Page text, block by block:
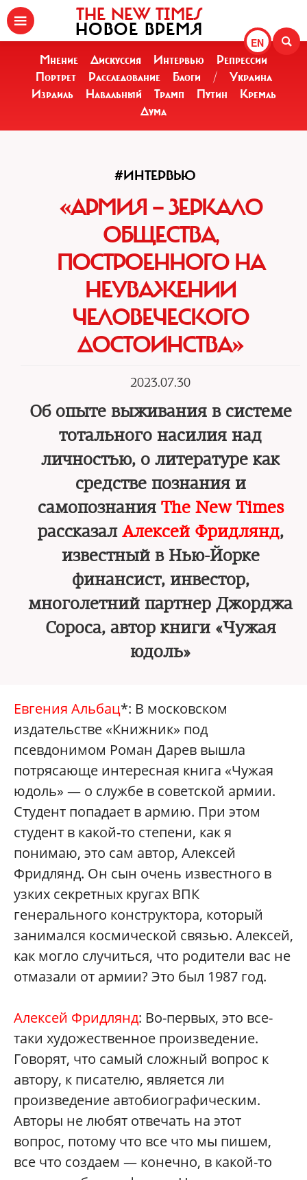
EN
THE NEW TIMES
НОВОЕ ВРЕМЯ
Мнение Дискуссия Интервью
Репрессии
Портрет
Расследование Блоги /
Украина
Израиль
Навальный Трамп Путин
Кремль
Дума
#ИНТЕРВЬЮ
«АРМИЯ — ЗЕРКАЛО
ОБЩЕСТВА,
ПОСТРОЕННОГО НА
НЕУВАЖЕНИИ
ЧЕЛОВЕЧЕСКОГО
ДОСТОИНСТВА»
2023.07.30
Об опыте выживания в системе
тотального насилия над
личностью, о литературе как
средстве познания и
самопознания The New Times
рассказал Алексей Фридлянд,
известный в Нью-Йорке
финансист, инвестор,
многолетний партнер Джорджа
Сороса, автор книги «Чужая
юдоль»
Евгения Альбац*: В московском
издательстве «Книжник» под
псевдонимом Роман Дарев вышла
потрясающе интересная книга «Чужая
юдоль» — о службе в советской армии.
Студент попадает в армию. При этом
студент в какой-то степени, как я
понимаю, это сам автор, Алексей
Фридлянд. Он сын очень известного в
узких секретных кругах ВПК
генерального конструктора, который
занимался космической связью. Алексей,
как могло случиться, что родители вас не
отмазали от армии? Это был 1987 год.
Алексей Фридлянд: Во-первых, это все-
таки художественное произведение.
Говорят, что самый сложный вопрос к
автору, к писателю, является ли
произведение автобиографическим.
Авторы не любят отвечать на этот
вопрос, потому что все что мы пишем,
все что создаем — конечно, в какой-то